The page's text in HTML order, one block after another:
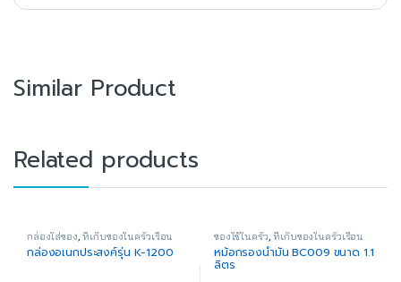
Similar Product
Related products
กล่องใส่ของ ,ที่เก็บของในครัวเรือน
กล่องอเนกประสงค์รุ่น K-1200
ของใช้ในครัว ,ที่เก็บของในครัวเรือน
หม้อกรองน้ำมัน BC009 ขนาด 1.1
ลิตร